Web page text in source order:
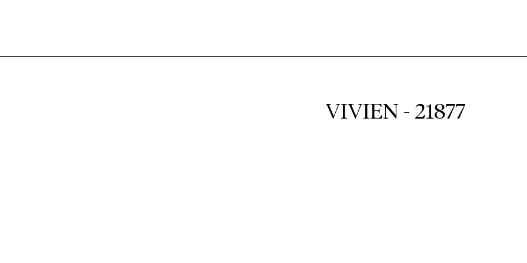
VIVIEN - 21877